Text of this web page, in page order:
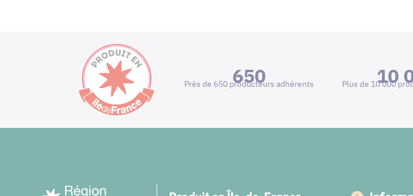
650
Près de 650 producteurs adhérents 10
Plus de 10 000